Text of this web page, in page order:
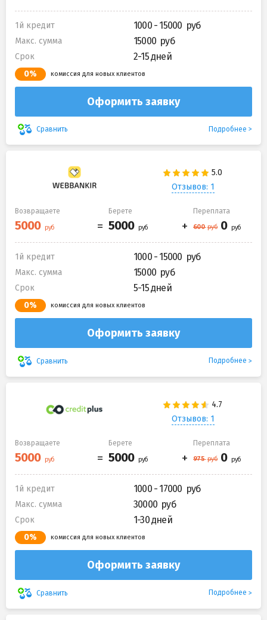
1й кредит 1000 - 15000
Макс. сумма 15000
Срок 2-15 дней
0% комиссия для новых клиентов
Оформить заявку
Сравнить Подробнее
Отзывов: 1
Возвращаете Берете Переплата
1й кредит 1000 - 15000
Макс. сумма 15000
Срок 5-15 дней
0% комиссия для новых клиентов
Оформить заявку
Сравнить Подробнее
Отзывов: 1
Возвращаете Берете Переплата
1й кредит 1000 - 17000
Макс. сумма 30000
Срок 1-30 дней
0% комиссия для новых клиентов
Оформить заявку
Сравнить Подробнее